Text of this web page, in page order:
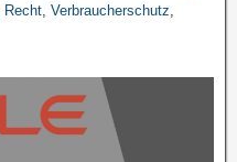
Recht, Verbraucherschutz,